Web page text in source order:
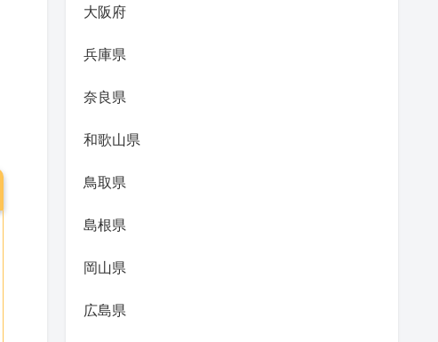
大阪府
兵庫県
奈良県
和歌山県
鳥取県
島根県
岡山県
広島県